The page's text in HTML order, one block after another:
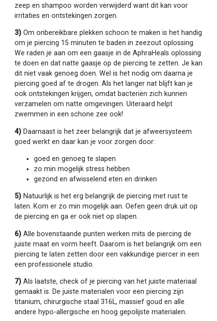
zeep en shampoo worden verwijderd want dit kan voor
irritaties en ontstekingen zorgen.
3) Om onbereikbare plekken schoon te maken is het handig
om je piercing 15 minuten te baden in zeezout oplossing.
We raden je aan om een gaasje in de AphraHeals oplossing
te doen en dat natte gaasje op de piercing te zetten. Je kan
dit niet vaak genoeg doen. Wel is het nodig om daarna je
piercing goed af te drogen. Als het langer nat blijft kan je
ook ontstekingen krijgen, omdat bacteriën zich kunnen
verzamelen om natte omgevingen. Uiteraard helpt
zwemmen in een schone zee ook!
4) Daarnaast is het zeer belangrijk dat je afweersysteem
goed werkt en daar kan je voor zorgen door:
goed en genoeg te slapen
zo min mogelijk stress hebben
gezond en afwisselend eten en drinken
5) Natuurlijk is het erg belangrijk de piercing met rust te
laten. Kom er zo min mogelijk aan. Oefen geen druk uit op
de piercing en ga er ook niet op slapen.
6) Alle bovenstaande punten werken mits de piercing de
juiste maat en vorm heeft. Daarom is het belangrijk om een
piercing te laten zetten door een vakkundige piercer in een
een professionele studio.
7) Als laatste, check of je piercing van het juiste materiaal
gemaakt is. De juiste materialen voor een piercing zijn
titanium, chirurgische staal 316L, massief goud en alle
andere hypo-allergische en hoog gepolijste materialen.